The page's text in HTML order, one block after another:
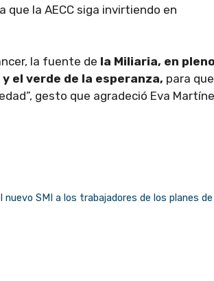
que la AECC siga invirtiendo en
la fuente de la Miliaria, en pleno
el verde de la esperanza, para que
gesto que agradeció Eva
SMI a los trabajadores de los planes de